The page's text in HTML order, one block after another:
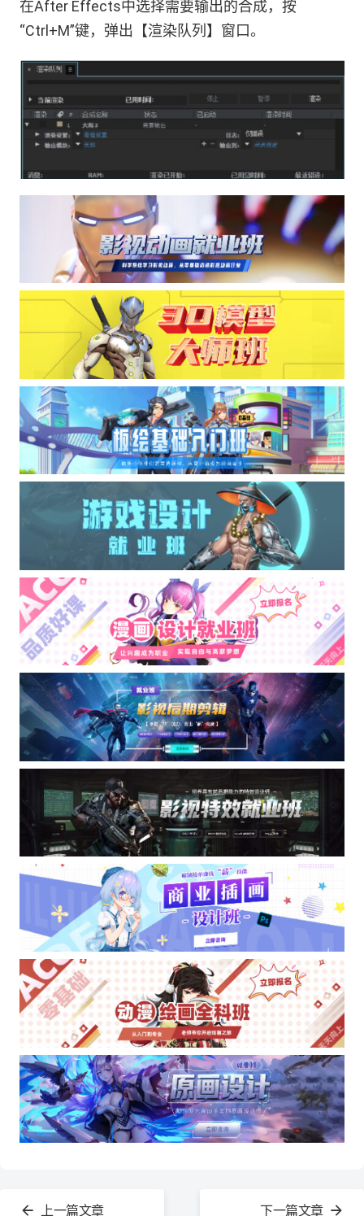
在After Effects中选择需要输出的合成，按
“Ctrl+M”键，弹出【渲染队列】窗口。
上一篇文章 下一篇文章